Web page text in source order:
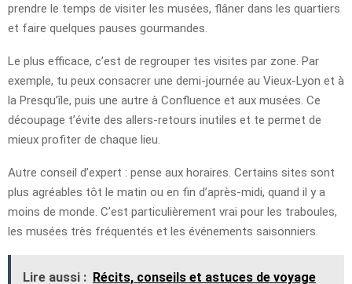
prendre le temps de visiter les musées, flâner dans les quartiers
et faire quelques pauses gourmandes.
Le plus efficace, c’est de regrouper tes visites par zone. Par
exemple, tu peux consacrer une demi-journée au Vieux-Lyon et à
la Presqu’île, puis une autre à Confluence et aux musées. Ce
découpage t’évite des allers-retours inutiles et te permet de
mieux profiter de chaque lieu.
Autre conseil d’expert : pense aux horaires. Certains sites sont
plus agréables tôt le matin ou en fin d’après-midi, quand il y a
moins de monde. C’est particulièrement vrai pour les traboules,
les musées très fréquentés et les événements saisonniers.
Lire aussi : Récits, conseils et astuces de voyage